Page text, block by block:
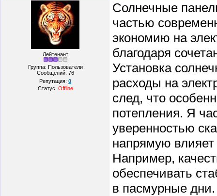
Лейтенант
Группа: Пользователи
Сообщений: 76
Репутация: 0
Статус: Offline
Солнечные
частью
экономию на
благодаря
Установка
расходы на
след, что
потепления. Я
уверенностью
напрямую
Например,
обеспечивать
в пасмурные дни.